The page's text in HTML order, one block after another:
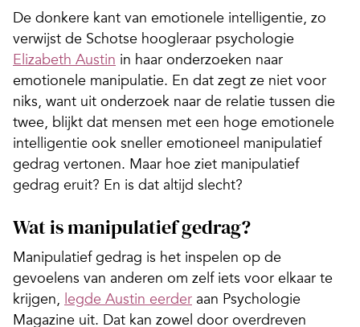
De donkere kant van emotionele intelligentie, zo
verwijst de Schotse hoogleraar psychologie
Elizabeth Austin in haar onderzoeken naar
emotionele manipulatie. En dat zegt ze niet voor
niks, want uit onderzoek naar de relatie tussen die
twee, blijkt dat mensen met een hoge emotionele
intelligentie ook sneller emotioneel manipulatief
gedrag vertonen. Maar hoe ziet manipulatief
gedrag eruit? En is dat altijd slecht?
Wat is manipulatief gedrag?
Manipulatief gedrag is het inspelen op de
gevoelens van anderen om zelf iets voor elkaar te
krijgen, legde Austin eerder aan Psychologie
Magazine uit. Dat kan zowel door overdreven